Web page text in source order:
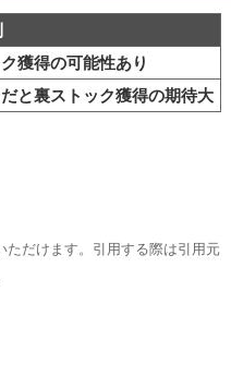
獲得の可能性あり
と裏ストック獲得の期待大
だけます。引用する際は引用元